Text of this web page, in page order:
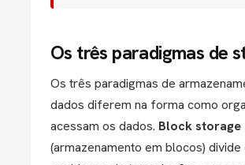
Os três paradigmas de
Os três paradigmas de
dados diferem na forma como
acessam os dados. Block storage
(armazenamento em blocos) divide